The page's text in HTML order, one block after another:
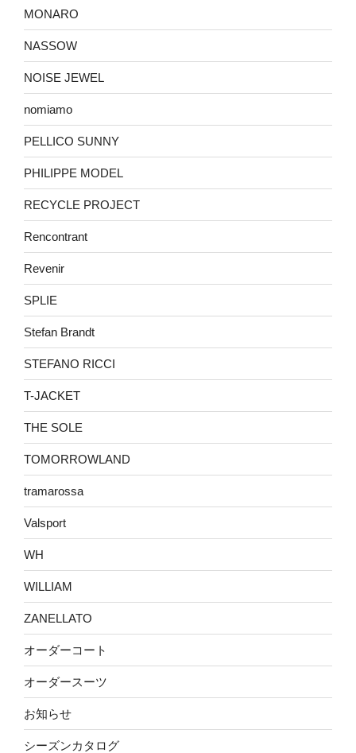
MONARO
NASSOW
NOISE JEWEL
nomiamo
PELLICO SUNNY
PHILIPPE MODEL
RECYCLE PROJECT
Rencontrant
Revenir
SPLIE
Stefan Brandt
STEFANO RICCI
T-JACKET
THE SOLE
TOMORROWLAND
tramarossa
Valsport
WH
WILLIAM
ZANELLATO
オーダーコート
オーダースーツ
お知らせ
シーズンカタログ